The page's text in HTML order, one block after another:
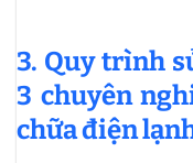
3. Quy trình
3 chuyên
chữa điện